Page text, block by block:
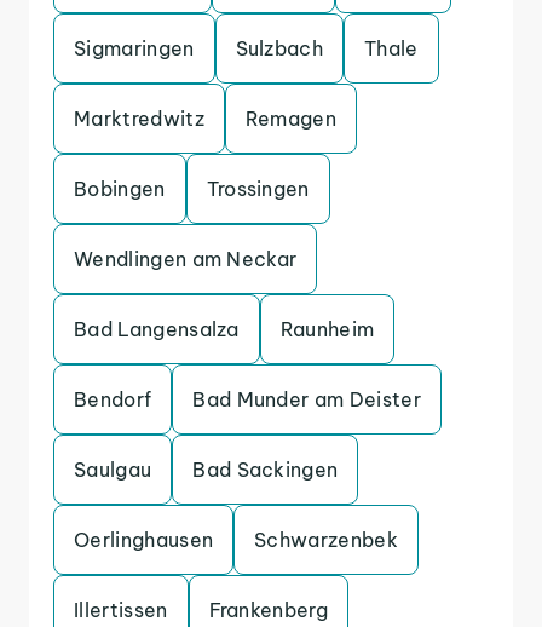
Sigmaringen Sulzbach Thale
Marktredwitz Remagen
Bobingen Trossingen
Wendlingen am Neckar
Bad Langensalza Raunheim
Bendorf Bad Munder am Deister
Saulgau Bad Sackingen
Oerlinghausen Schwarzenbek
Illertissen Frankenberg